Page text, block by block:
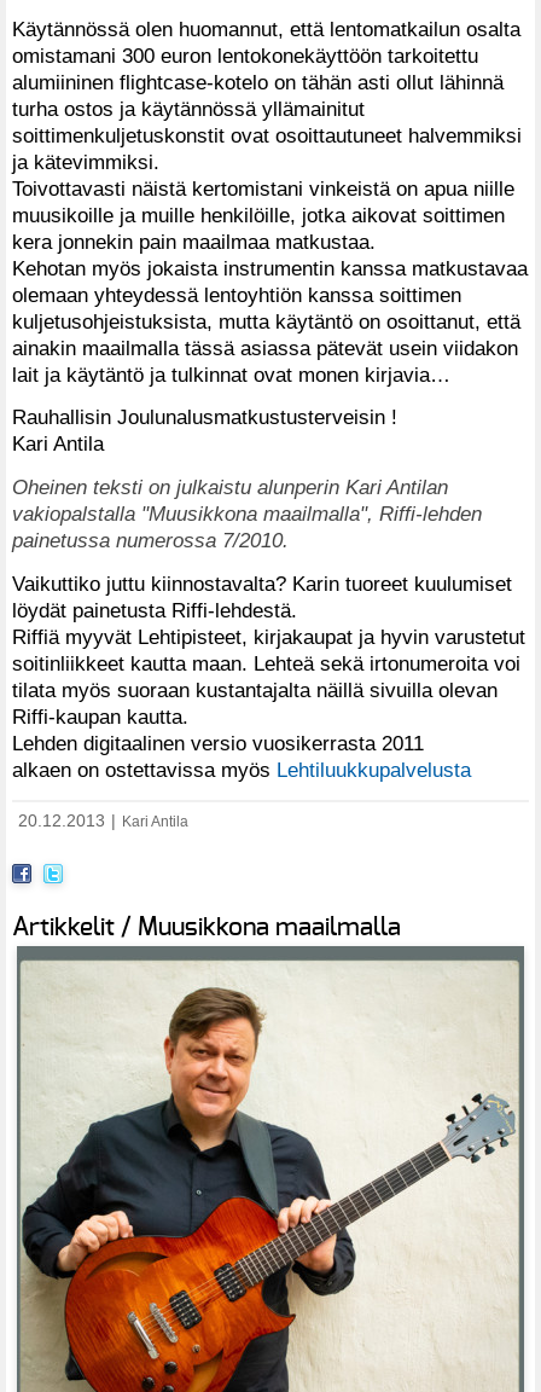
Käytännössä olen huomannut, että lentomatkailun osalta
omistamani 300 euron lentokonekäyttöön tarkoitettu
alumiininen flightcase-kotelo on tähän asti ollut lähinnä
turha ostos ja käytännössä yllämainitut
soittimenkuljetuskonstit ovat osoittautuneet halvemmiksi
ja kätevimmiksi.
Toivottavasti näistä kertomistani vinkeistä on apua niille
muusikoille ja muille henkilöille, jotka aikovat soittimen
kera jonnekin pain maailmaa matkustaa.
Kehotan myös jokaista instrumentin kanssa matkustavaa
olemaan yhteydessä lentoyhtiön kanssa soittimen
kuljetusohjeistuksista, mutta käytäntö on osoittanut, että
ainakin maailmalla tässä asiassa pätevät usein viidakon
lait ja käytäntö ja tulkinnat ovat monen kirjavia…
Rauhallisin Joulunalusmatkustusterveisin !
Kari Antila
Oheinen teksti on julkaistu alunperin Kari Antilan
vakiopalstalla "Muusikkona maailmalla", Riffi-lehden
painetussa numerossa 7/2010.
Vaikuttiko juttu kiinnostavalta? Karin tuoreet kuulumiset
löydät painetusta Riffi-lehdestä.
Riffiä myyvät Lehtipisteet, kirjakaupat ja hyvin varustetut
soitinliikkeet kautta maan. Lehteä sekä irtonumeroita voi
tilata myös suoraan kustantajalta näillä sivuilla olevan
Riffi-kaupan kautta.
Lehden digitaalinen versio vuosikerrasta 2011
alkaen on ostettavissa myös Lehtiluukkupalvelusta
20.12.2013 | Kari Antila
Artikkelit / Muusikkona maailmalla